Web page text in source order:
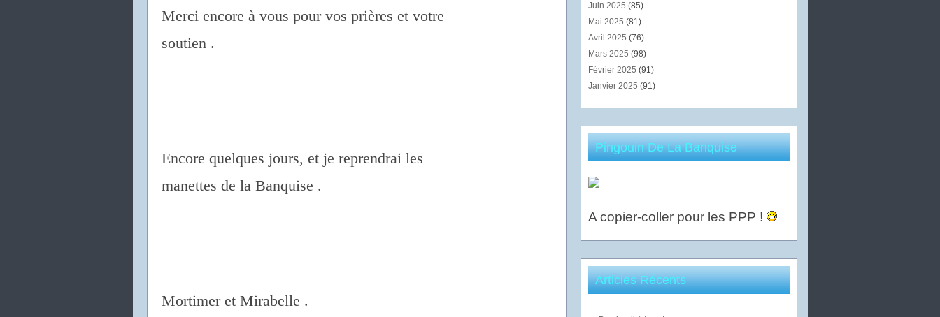
Merci encore à vous pour vos prières et votre
soutien .
Encore quelques jours, et je reprendrai les
manettes de la Banquise .
Mortimer et Mirabelle .
Juin 2025 (85)
Mai 2025 (81)
Avril 2025 (76)
Mars 2025 (98)
Février 2025 (91)
Janvier 2025 (91)
Pingouin De La Banquise
A copier-coller pour les PPP !
Articles Récents